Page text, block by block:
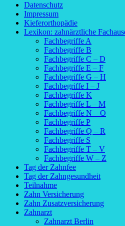
Datenschutz
Impressum
Kieferorthopädie
Lexikon: zahnärztliche
Fachbegriffe A
Fachbegriffe B
Fachbegriffe C – D
Fachbegriffe E – F
Fachbegriffe G – H
Fachbegriffe I – J
Fachbegriffe K
Fachbegriffe L – M
Fachbegriffe N – O
Fachbegriffe P
Fachbegriffe Q – R
Fachbegriffe S
Fachbegriffe T – V
Fachbegriffe W – Z
Tag der Zahnfee
Tag der Zahngesundheit
Teilnahme
Zahn Versicherung
Zahn Zusatzversicherung
Zahnarzt
Zahnarzt Berlin